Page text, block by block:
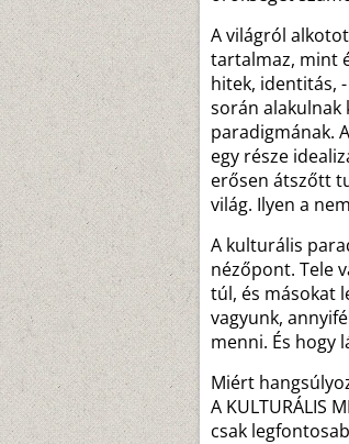
A világról
tartalmaz, mint
hitek, identitás,
során alakulnak
paradigmának.
egy része
erősen átszőtt
világ. Ilyen a
A kulturális
nézőpont. Tele
túl, és másokat
vagyunk,
menni. És hogy
Miért
A KULTURÁLIS
csak